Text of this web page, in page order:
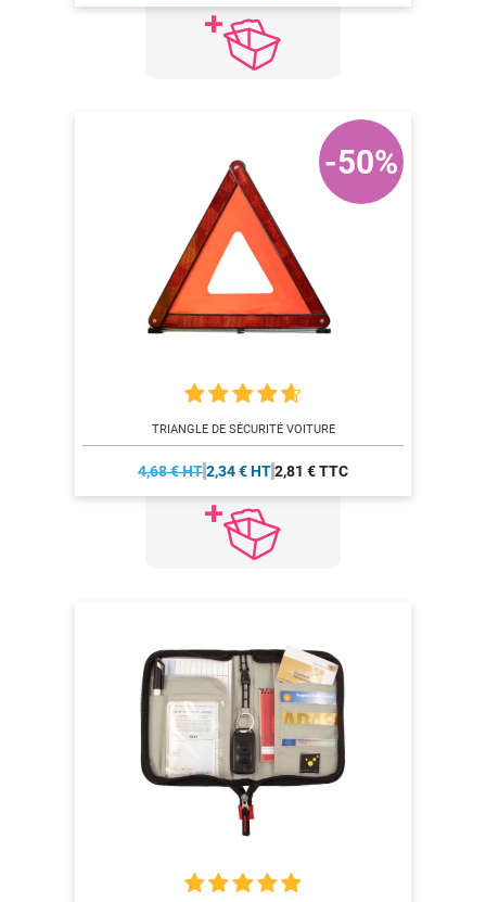
TRIANGLE DE SÉCURITÉ VOITURE
4,68 € HT2,34 € HT2,81 € TTC
-50%